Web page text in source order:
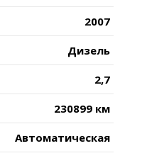
2007
Дизель
2,7
230899 км
Автоматическая